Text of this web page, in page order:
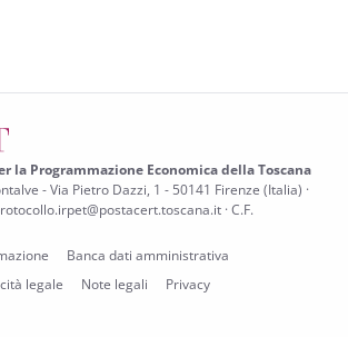
la Programmazione Economica della Toscana
- Via Pietro Dazzi, 1 - 50141 Firenze (Italia) ·
· C.F.
Banca dati amministrativa
legale Note legali Privacy